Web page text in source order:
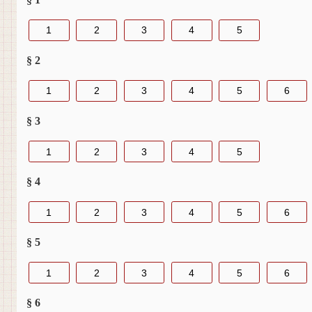
1 2 3 4 5
§ 2
1 2 3 4 5 6
§ 3
1 2 3 4 5
§ 4
1 2 3 4 5 6
§ 5
1 2 3 4 5 6
§ 6